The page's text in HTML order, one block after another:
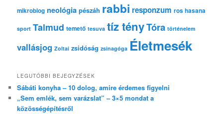
mikroblog neológia pészáh rabbi responzum ros hasana
sport Talmud temető tesuva tíz tényTóra történelem
vallásjog Zoltai zsidóság zsinagóga Életmesék
LEGUTÓBBI BEJEGYZÉSEK
Sábáti konyha – 10 dolog, amire érdemes figyelni
„Sem emlék, sem varázslat” – 3×5 mondat a
közösségépítésről